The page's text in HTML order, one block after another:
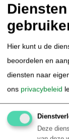
2.Amazone
3.Amazone
4.
Amazone
Hier kunt u de
beoordelen en
diensten naar
ons privacybeleid
Deze